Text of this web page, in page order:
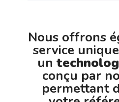
Nous offrons
service
un
conçu par
permettant